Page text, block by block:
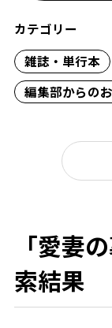
カテゴリー
雑誌・単行本
編集部からの
「愛妻
索結果